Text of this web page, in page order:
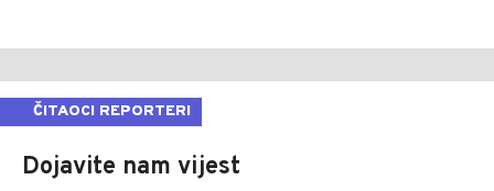
ČITAOCI REPORTERI
Dojavite nam vijest